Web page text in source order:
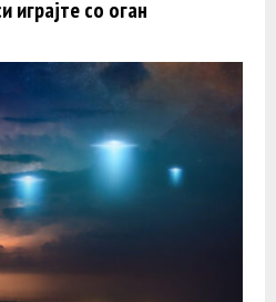
играјте со оган